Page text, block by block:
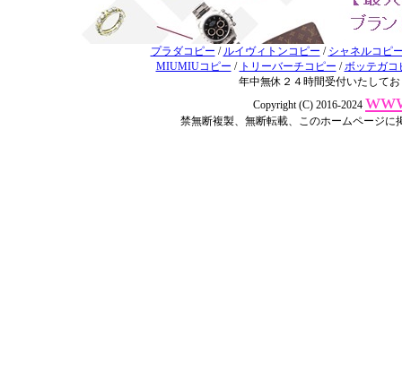
プラダコピー / ルイヴィトンコピー / シャネルコピ
MIUMIUコピー / トリーバーチコピー /ボッテガコ
年中無休２４時間受付いたして
Copyright (C) 2016-2024
禁無断複製、無断転載、このホームページ